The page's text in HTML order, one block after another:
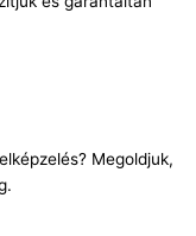
Megoldjuk,